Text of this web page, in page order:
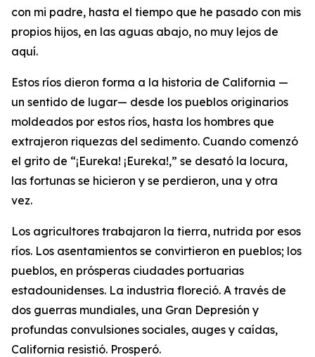
con mi padre, hasta el tiempo que he pasado con mis
propios hijos, en las aguas abajo, no muy lejos de
aquí.
Estos ríos dieron forma a la historia de California —
un sentido de lugar— desde los pueblos originarios
moldeados por estos ríos, hasta los hombres que
extrajeron riquezas del sedimento. Cuando comenzó
el grito de “¡Eureka! ¡Eureka!,” se desató la locura,
las fortunas se hicieron y se perdieron, una y otra
vez.
Los agricultores trabajaron la tierra, nutrida por esos
ríos. Los asentamientos se convirtieron en pueblos; los
pueblos, en prósperas ciudades portuarias
estadounidenses. La industria floreció. A través de
dos guerras mundiales, una Gran Depresión y
profundas convulsiones sociales, auges y caídas,
California resistió. Prosperó.